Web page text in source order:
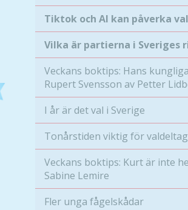
Tiktok och AI kan påverka
Vilka är partierna i Sveriges
Veckans boktips: Hans
Rupert Svensson av Petter
I år är det val i Sverige
Tonårstiden viktig för
Veckans boktips: Kurt är inte
Sabine Lemire
Fler unga fågelskådar